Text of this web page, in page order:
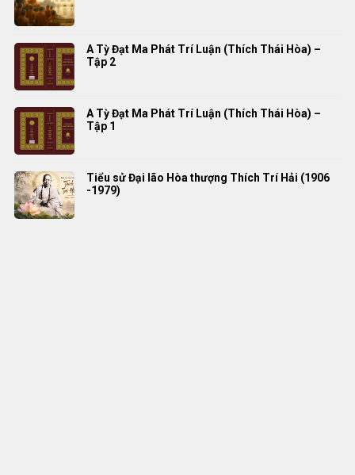
A Tỳ Đạt Ma Phát Trí Luận (Thích Thái Hòa) –
Tập 2
A Tỳ Đạt Ma Phát Trí Luận (Thích Thái Hòa) –
Tập 1
Tiểu sử Đại lão Hòa thượng Thích Trí Hải (1906
-1979)